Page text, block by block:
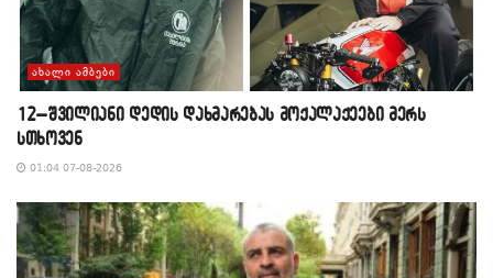
ᲐᲮᲐᲚᲘ ᲐᲛᲑᲔᲑᲘ
12–შვილიანი დედის დახმარებას მოქალაქეები მერს
სთხოვენ
01:04 07-08-2026